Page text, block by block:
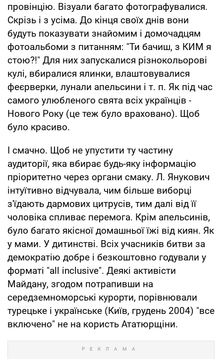
провінцію. Візуали багато фотографувалися.
Скрізь і з усіма. До кінця своїх днів вони
будуть показувати знайомим і домочадцям
фотоальбоми з питанням: "Ти бачиш, з КИМ я
стою?!" Для них запускалися різнокольорові
кулі, вбиралися ялинки, влаштовувалися
феєрверки, лунали апельсини і т. п. Як під час
самого улюбленого свята всіх українців -
Нового Року (це теж було враховано). Щоб
було красиво.
І смачно. Щоб не упустити ту частину
аудиторії, яка вбирає будь-яку інформацію
пріоритетно через органи смаку. Л. Янукович
інтуїтивно відчувала, чим більше виборці
з'їдають дармових цитрусів, тим далі від її
чоловіка спливає перемога. Крім апельсинів,
було багато якісної домашньої їжі від киян. Як
у мами. У дитинстві. Всіх учасників битви за
демократію добре і безкоштовно годували у
форматі "all inclusive". Деякі активісти
Майдану, згодом потрапивши на
середземноморські курорти, порівнювали
турецьке і українське (Київ, грудень 2004) "все
включено" не на користь Ататюрщіни.